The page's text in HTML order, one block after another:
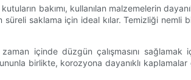
bakımı, kullanılan malzemelerin
saklama için ideal kılar. Temizliği nemli
zaman içinde düzgün çalışmasını
birlikte, korozyona dayanıklı